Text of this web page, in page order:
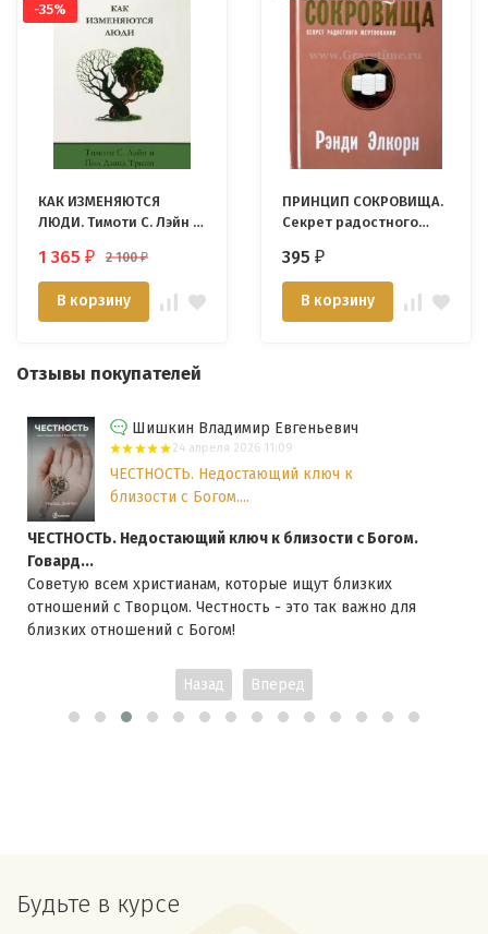
-35%
КАК ИЗМЕНЯЮТСЯ
ЛЮДИ. Тимоти С. Лэйн и
1 365 ₽ 2 100₽
В корзину
ПРИНЦИП СОКРОВИЩА.
Секрет радостного
Элкорн
395 ₽
В корзину
Отзывы покупателей
Шишкин Владимир Евгеньевич
24 апреля 2026 11:09
ЧЕСТНОСТЬ. Недостающий ключ к
близости с Богом....
ЧЕСТНОСТЬ. Недостающий ключ к близости с Богом.
Говард...
Советую всем христианам, которые ищут близких
отношений с Творцом. Честность - это так важно для
близких отношений с Богом!
Назад Вперед
Будьте в курсе